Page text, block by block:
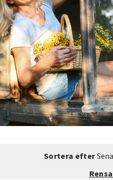
Sortera efter